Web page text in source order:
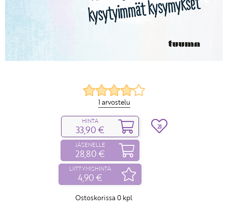
1 arvostelu
HINTA
33,90 €
JÄSENELLE
28,80 €
LIITTYMISHINTA
4,90 €
Ostoskorissa 0 kpl
21